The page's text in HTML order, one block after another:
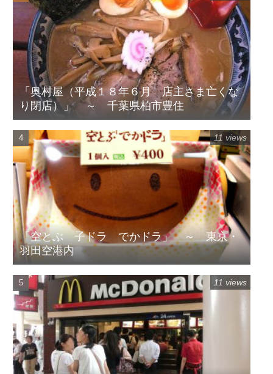
「奥村屋（平成１８年６月 店主さま亡くな
り閉店）」 ～ 千葉県柏市豊住
「空とぶ 子ドラ でかドラ」 ～ 東京・
羽田空港内
11 views
11 views